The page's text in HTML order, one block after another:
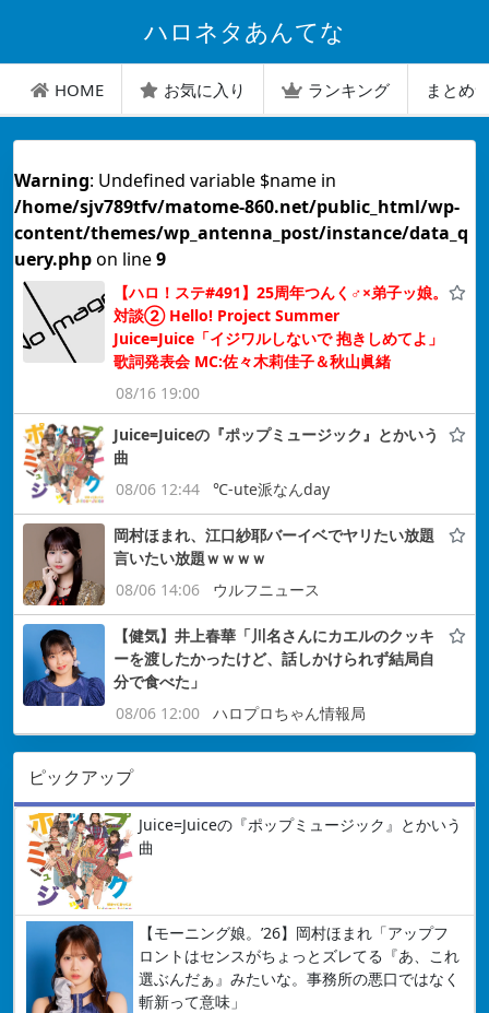
ハロネタあんてな
HOME お気に入り ランキング まとめ
Warning: Undefined variable $name in
/home/sjv789tfv/matome-860.net/public_html/wp-
content/themes/wp_antenna_post/instance/data_q
uery.phpon line9
【ハロ！ステ#491】25周年つんく♂×弟子ッ娘。
対談② Hello! Project Summer
Juice=Juice「イジワルしないで 抱きしめてよ」
歌詞発表会 MC:佐々木莉佳子＆秋山眞緒
08/16 19:00
Juice=Juiceの『ポップミュージック』とかいう
曲
08/06 12:44
℃-ute派なんday
岡村ほまれ、江口紗耶バーイベでヤリたい放題
言いたい放題ｗｗｗｗ
08/06 14:06
ウルフニュース
【健気】井上春華「川名さんにカエルのクッキ
ーを渡したかったけど、話しかけられず結局自
分で食べた」
08/06 12:00
ハロプロちゃん情報局
ピックアップ
Juice=Juiceの『ポップミュージック』とかいう
曲
【モーニング娘。’26】岡村ほまれ「アップフ
ロントはセンスがちょっとズレてる『あ、これ
選ぶんだぁ』みたいな。事務所の悪口ではなく
斬新って意味」